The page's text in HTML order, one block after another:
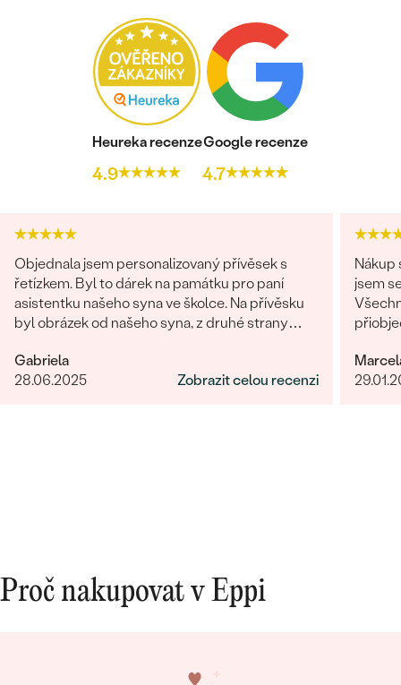
Heureka recenze
4.9
Google recenze
4.7
Objednala jsem personalizovaný přívěsek s
řetízkem. Byl to dárek na památku pro paní
asistentku našeho syna ve školce. Na přívěsku
byl obrázek od našeho syna, z druhé strany
dořešili jsme všechny detaily objednávky. Šperk
je nádherný, udělal velikou radost, je originální a
Gabriela
28.06.2025
Zobrazit celou recenzi
Nákup
jsem
Proč nakupovat v Eppi